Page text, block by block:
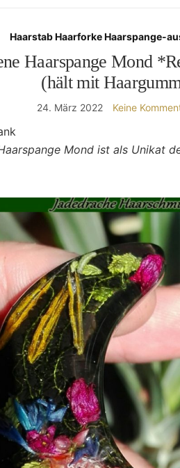
Haarstab Haarforke Haarspange-
Haarspange Mond
(hält mit
24. März 2022 Keine
Mond ist als Unikat